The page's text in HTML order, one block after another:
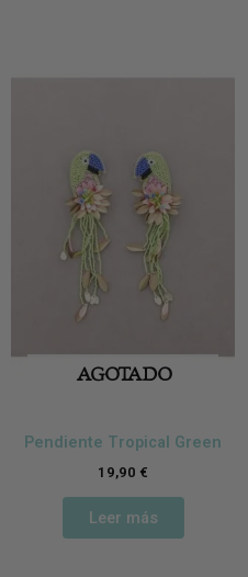
AGOTADO
Pendiente Tropical Green
19,90 €
Leer más